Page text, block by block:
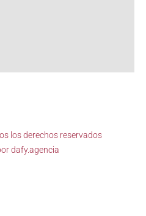
los derechos reservados
dafy.agencia